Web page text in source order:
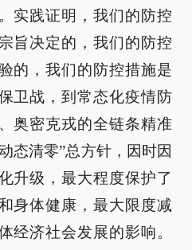
实践证明，我们的防控
旨决定的，我们的防控
的，我们的防控措施是
卫战，到常态化疫情防
奥密克戎的全链条精准
态清零”总方针，因时因
升级，最大程度保护了
身体健康，最大限度减
经济社会发展的影响。